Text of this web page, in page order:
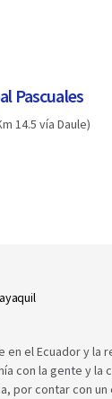
Pascuales
14.5 vía Daule)
el Ecuador y la
con la gente y la
por contar con